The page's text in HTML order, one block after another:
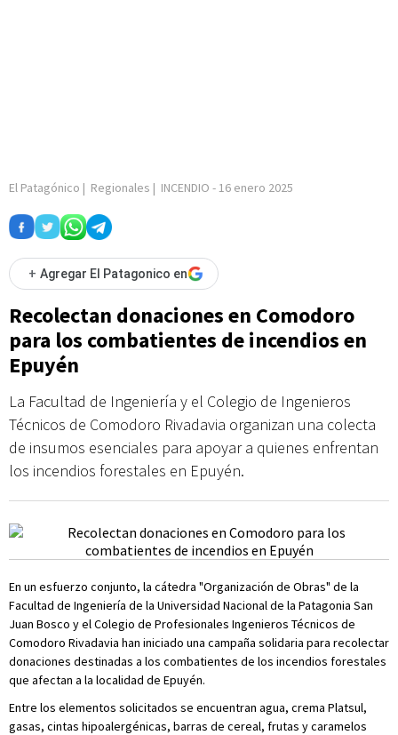
El Patagónico | Regionales | INCENDIO - 16 enero 2025
+ Agregar El Patagonico en
Recolectan donaciones en Comodoro
para los combatientes de incendios en
Epuyén
La Facultad de Ingeniería y el Colegio de Ingenieros
Técnicos de Comodoro Rivadavia organizan una colecta
de insumos esenciales para apoyar a quienes enfrentan
los incendios forestales en Epuyén.
En un esfuerzo conjunto, la cátedra "Organización de Obras" de la
Facultad de Ingeniería de la Universidad Nacional de la Patagonia San
Juan Bosco y el Colegio de Profesionales Ingenieros Técnicos de
Comodoro Rivadavia han iniciado una campaña solidaria para recolectar
donaciones destinadas a los combatientes de los incendios forestales
que afectan a la localidad de Epuyén.
Entre los elementos solicitados se encuentran agua, crema Platsul,
gasas, cintas hipoalergénicas, barras de cereal, frutas y caramelos